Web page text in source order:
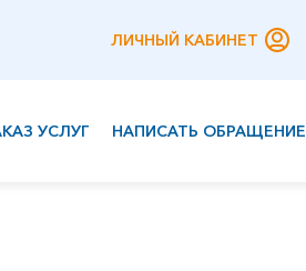
ЛИЧНЫЙ КАБИНЕТ
УСЛУГ НАПИСАТЬ ОБРАЩЕНИЕ